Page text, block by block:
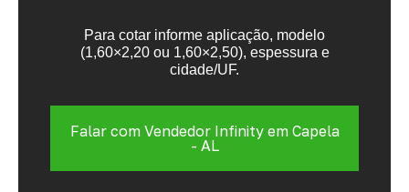
Para cotar informe aplicação, modelo
(1,60×2,20 ou 1,60×2,50), espessura e
cidade/UF.
Falar com Vendedor Infinity em Capela
- AL